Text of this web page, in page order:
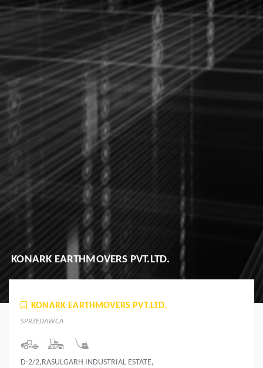
KONARK EARTHMOVERS PVT.LTD.
KONARK EARTHMOVERS PVT.LTD.
SPRZEDAWCA
D-2/2,RASULGARH INDUSTRIAL ESTATE,